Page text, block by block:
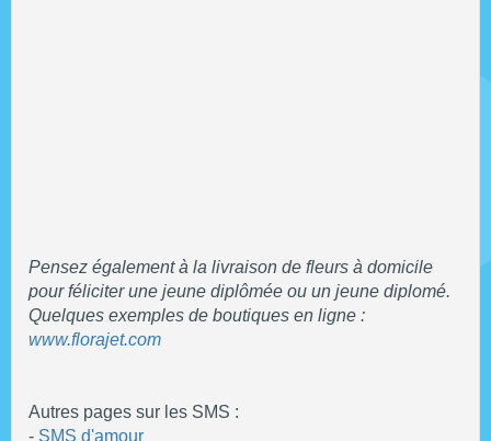
Pensez également à la livraison de fleurs à domicile
pour féliciter une jeune diplômée ou un jeune diplomé.
Quelques exemples de boutiques en ligne :
www.florajet.com
Autres pages sur les SMS :
- SMS d'amour